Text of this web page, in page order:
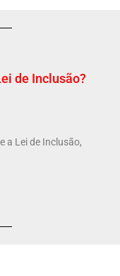
de Inclusão?
a Lei de Inclusão,